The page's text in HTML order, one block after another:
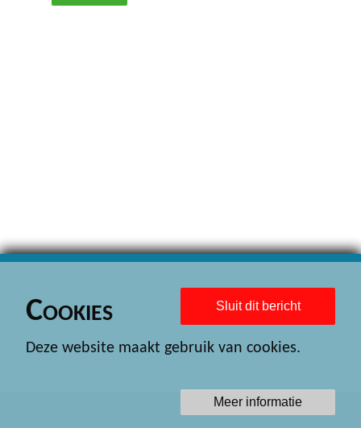
Sluit dit bericht
Cookies
Deze website maakt gebruik van cookies.
Meer informatie